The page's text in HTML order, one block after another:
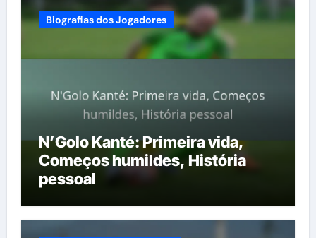
Biografias dos Jogadores
N’Golo Kanté: Primeira vida,
Começos humildes, História
pessoal